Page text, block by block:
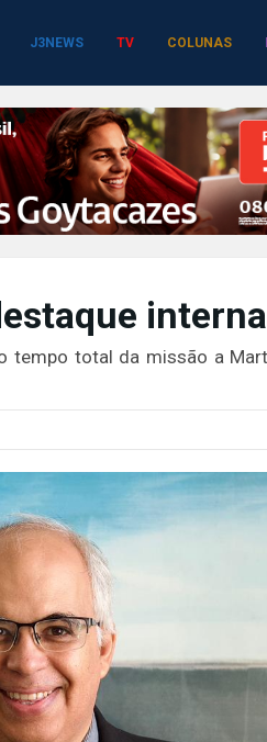
J3NEWS TV COLUNAS
tempo total da missão a